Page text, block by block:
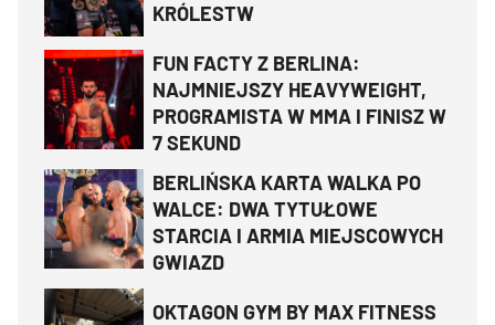
KRÓLESTW
FUN FACTY Z BERLINA:
NAJMNIEJSZY HEAVYWEIGHT,
PROGRAMISTA W MMA I FINISZ W
7 SEKUND
BERLIŃSKA KARTA WALKA PO
WALCE: DWA TYTUŁOWE
STARCIA I ARMIA MIEJSCOWYCH
GWIAZD
OKTAGON GYM BY MAX FITNESS